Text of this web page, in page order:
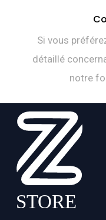
Si vous
détaillé
notre